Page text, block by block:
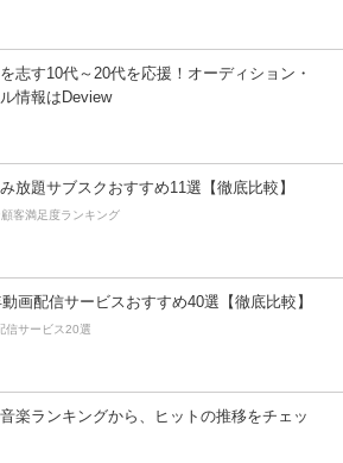
志す10代～20代を応援！オーディション・
情報はDeview
放題サブスクおすすめ11選【徹底比較】
客満足度ランキング
画配信サービスおすすめ40選【徹底比較】
信サービス20選
楽ランキングから、ヒットの推移をチェッ